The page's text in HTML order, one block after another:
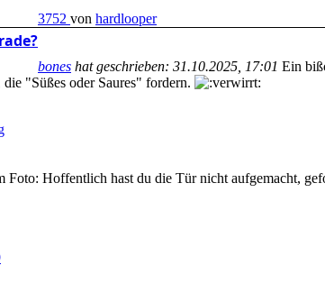
3752 von hardlooper
bones hat geschrieben: 31.10.2025, 17:01 Ein
"Süßes oder Saures" fordern.
Foto: Hoffentlich hast du die Tür nicht aufgemacht,